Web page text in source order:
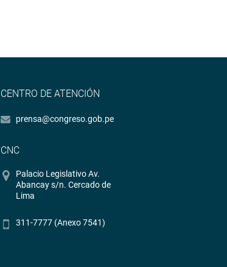
CENTRO DE ATENCIÓN
prensa@congreso.gob.pe
CNC
Palacio Legislativo Av.
Abancay s/n. Cercado de
Lima
311-7777 (Anexo 7541)